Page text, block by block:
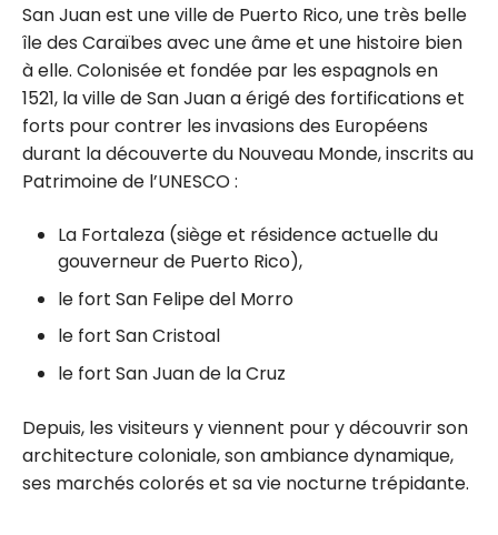
San Juan est une ville de Puerto Rico, une très belle
île des Caraïbes avec une âme et une histoire bien
à elle. Colonisée et fondée par les espagnols en
1521, la ville de San Juan a érigé des fortifications et
forts pour contrer les invasions des Européens
durant la découverte du Nouveau Monde, inscrits au
Patrimoine de l’UNESCO :
La Fortaleza (siège et résidence actuelle du
gouverneur de Puerto Rico),
le fort San Felipe del Morro
le fort San Cristoal
le fort San Juan de la Cruz
Depuis, les visiteurs y viennent pour y découvrir son
architecture coloniale, son ambiance dynamique,
ses marchés colorés et sa vie nocturne trépidante.